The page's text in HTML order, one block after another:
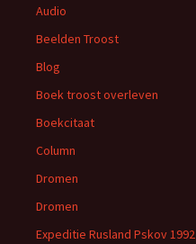
Audio
Beelden Troost
Blog
Boek troost overleven
Boekcitaat
Column
Dromen
Dromen
Expeditie Rusland Pskov 1992